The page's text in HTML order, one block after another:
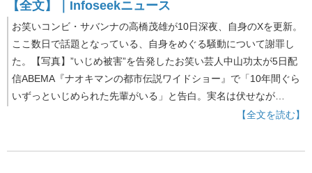
【全文】｜Infoseekニュース
お笑いコンビ・サバンナの高橋茂雄が10日深夜、自身のXを更新。
ここ数日で話題となっている、自身をめぐる騒動について謝罪し
た。【写真】”いじめ被害”を告発したお笑い芸人中山功太が5日配
信ABEMA『ナオキマンの都市伝説ワイドショー』で「10年間ぐら
いずっといじめられた先輩がいる」と告白。実名は伏せなが…
【全文を読む】